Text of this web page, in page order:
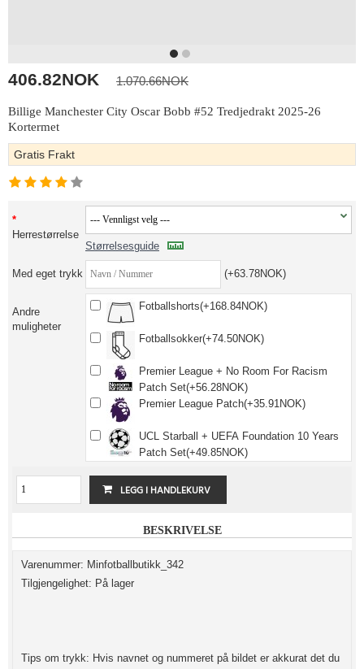
406.82NOK 1.070.66NOK
Billige Manchester City Oscar Bobb #52 Tredjedrakt 2025-26
Kortermet
Gratis Frakt
Herrestørrelse
Størrelsesguide
Med eget trykk (+63.78NOK)
Andre
muligheter
Fotballshorts(+168.84NOK)
Fotballsokker(+74.50NOK)
Premier League + No Room For Racism
Patch Set(+56.28NOK)
Premier League Patch(+35.91NOK)
UCL Starball + UEFA Foundation 10 Years
Patch Set(+49.85NOK)
BESKRIVELSE
Varenummer: Minfotballbutikk_342
Tilgjengelighet: På lager
Tips om trykk: Hvis navnet og nummeret på bildet er akkurat det du